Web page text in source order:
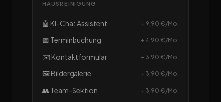
HAUSREINIGUNG
🤖 KI-Chat Assistent + 9,90 €/Mo.
📅 Terminbuchung + 4,90 €/Mo.
✉️ Kontaktformular + 3,90 €/Mo.
🖼️ Bildergalerie + 3,90 €/Mo.
👥 Team-Sektion + 3,90 €/Mo.